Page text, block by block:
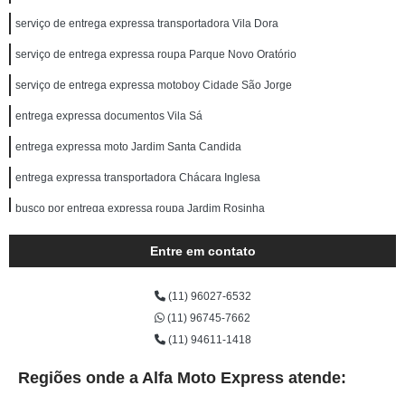
serviço de entrega expressa transportadora Vila Dora
serviço de entrega expressa roupa Parque Novo Oratório
serviço de entrega expressa motoboy Cidade São Jorge
entrega expressa documentos Vila Sá
entrega expressa moto Jardim Santa Candida
entrega expressa transportadora Chácara Inglesa
busco por entrega expressa roupa Jardim Rosinha
serviço de entrega expressa frete Condomínio Maracanã
entrega expressa transportadora Santa Terezinha
busco por entrega expressa documentos Jardim das Maravilhas
Entre em contato
(11) 96027-6532
(11) 96745-7662
(11) 94611-1418
Regiões onde a Alfa Moto Express atende: